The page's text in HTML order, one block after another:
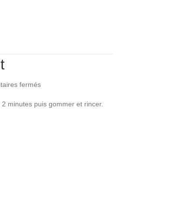
ferméssur
Exfoliant
minutes puis gommer et rincer.